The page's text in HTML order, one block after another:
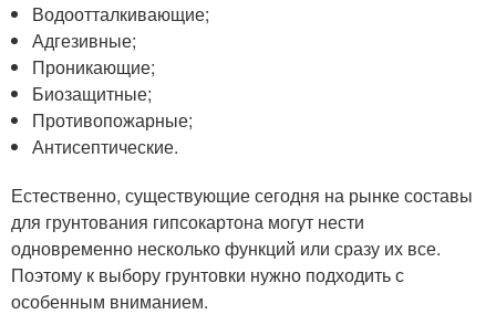
Водоотталкивающие;
Адгезивные;
Проникающие;
Биозащитные;
Противопожарные;
Антисептические.
Естественно, существующие сегодня на рынке составы
для грунтования гипсокартона могут нести
одновременно несколько функций или сразу их все.
Поэтому к выбору грунтовки нужно подходить с
особенным вниманием.